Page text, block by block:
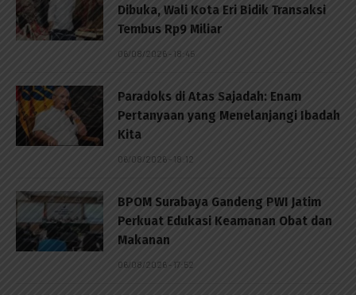
Dibuka, Wali Kota Eri Bidik Transaksi
Tembus Rp9 Miliar
06/08/2026 - 18:45
Paradoks di Atas Sajadah: Enam
Pertanyaan yang Menelanjangi Ibadah
Kita
06/08/2026 - 18:12
BPOM Surabaya Gandeng PWI Jatim
Perkuat Edukasi Keamanan Obat dan
Makanan
06/08/2026 - 17:52